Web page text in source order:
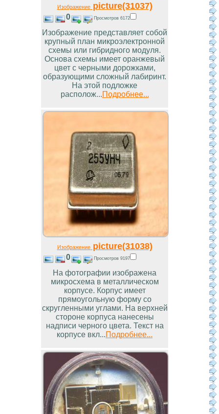
Изображениеpicture(31037)
0 Просмотров 6172
Изображение представляет собой
крупный план микроэлектронной
схемы или гибридного модуля.
Основа схемы имеет оранжевый
цвет с черными дорожками,
образующими сложный лабиринт.
На этой подложке
располож...Подробнее...
Изображениеpicture(31038)
0 Просмотров 9197
На фотографии изображена
микросхема в металлическом
корпусе. Корпус имеет
прямоугольную форму со
скругленными углами. На верхней
стороне корпуса нанесены
надписи черного цвета. Текст на
корпусе вкл...Подробнее...